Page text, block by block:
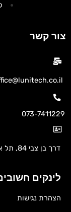
לינקים
הצהרת נגישות
צור קשר
073-7411229
דרך בן צבי 84, תל אביב